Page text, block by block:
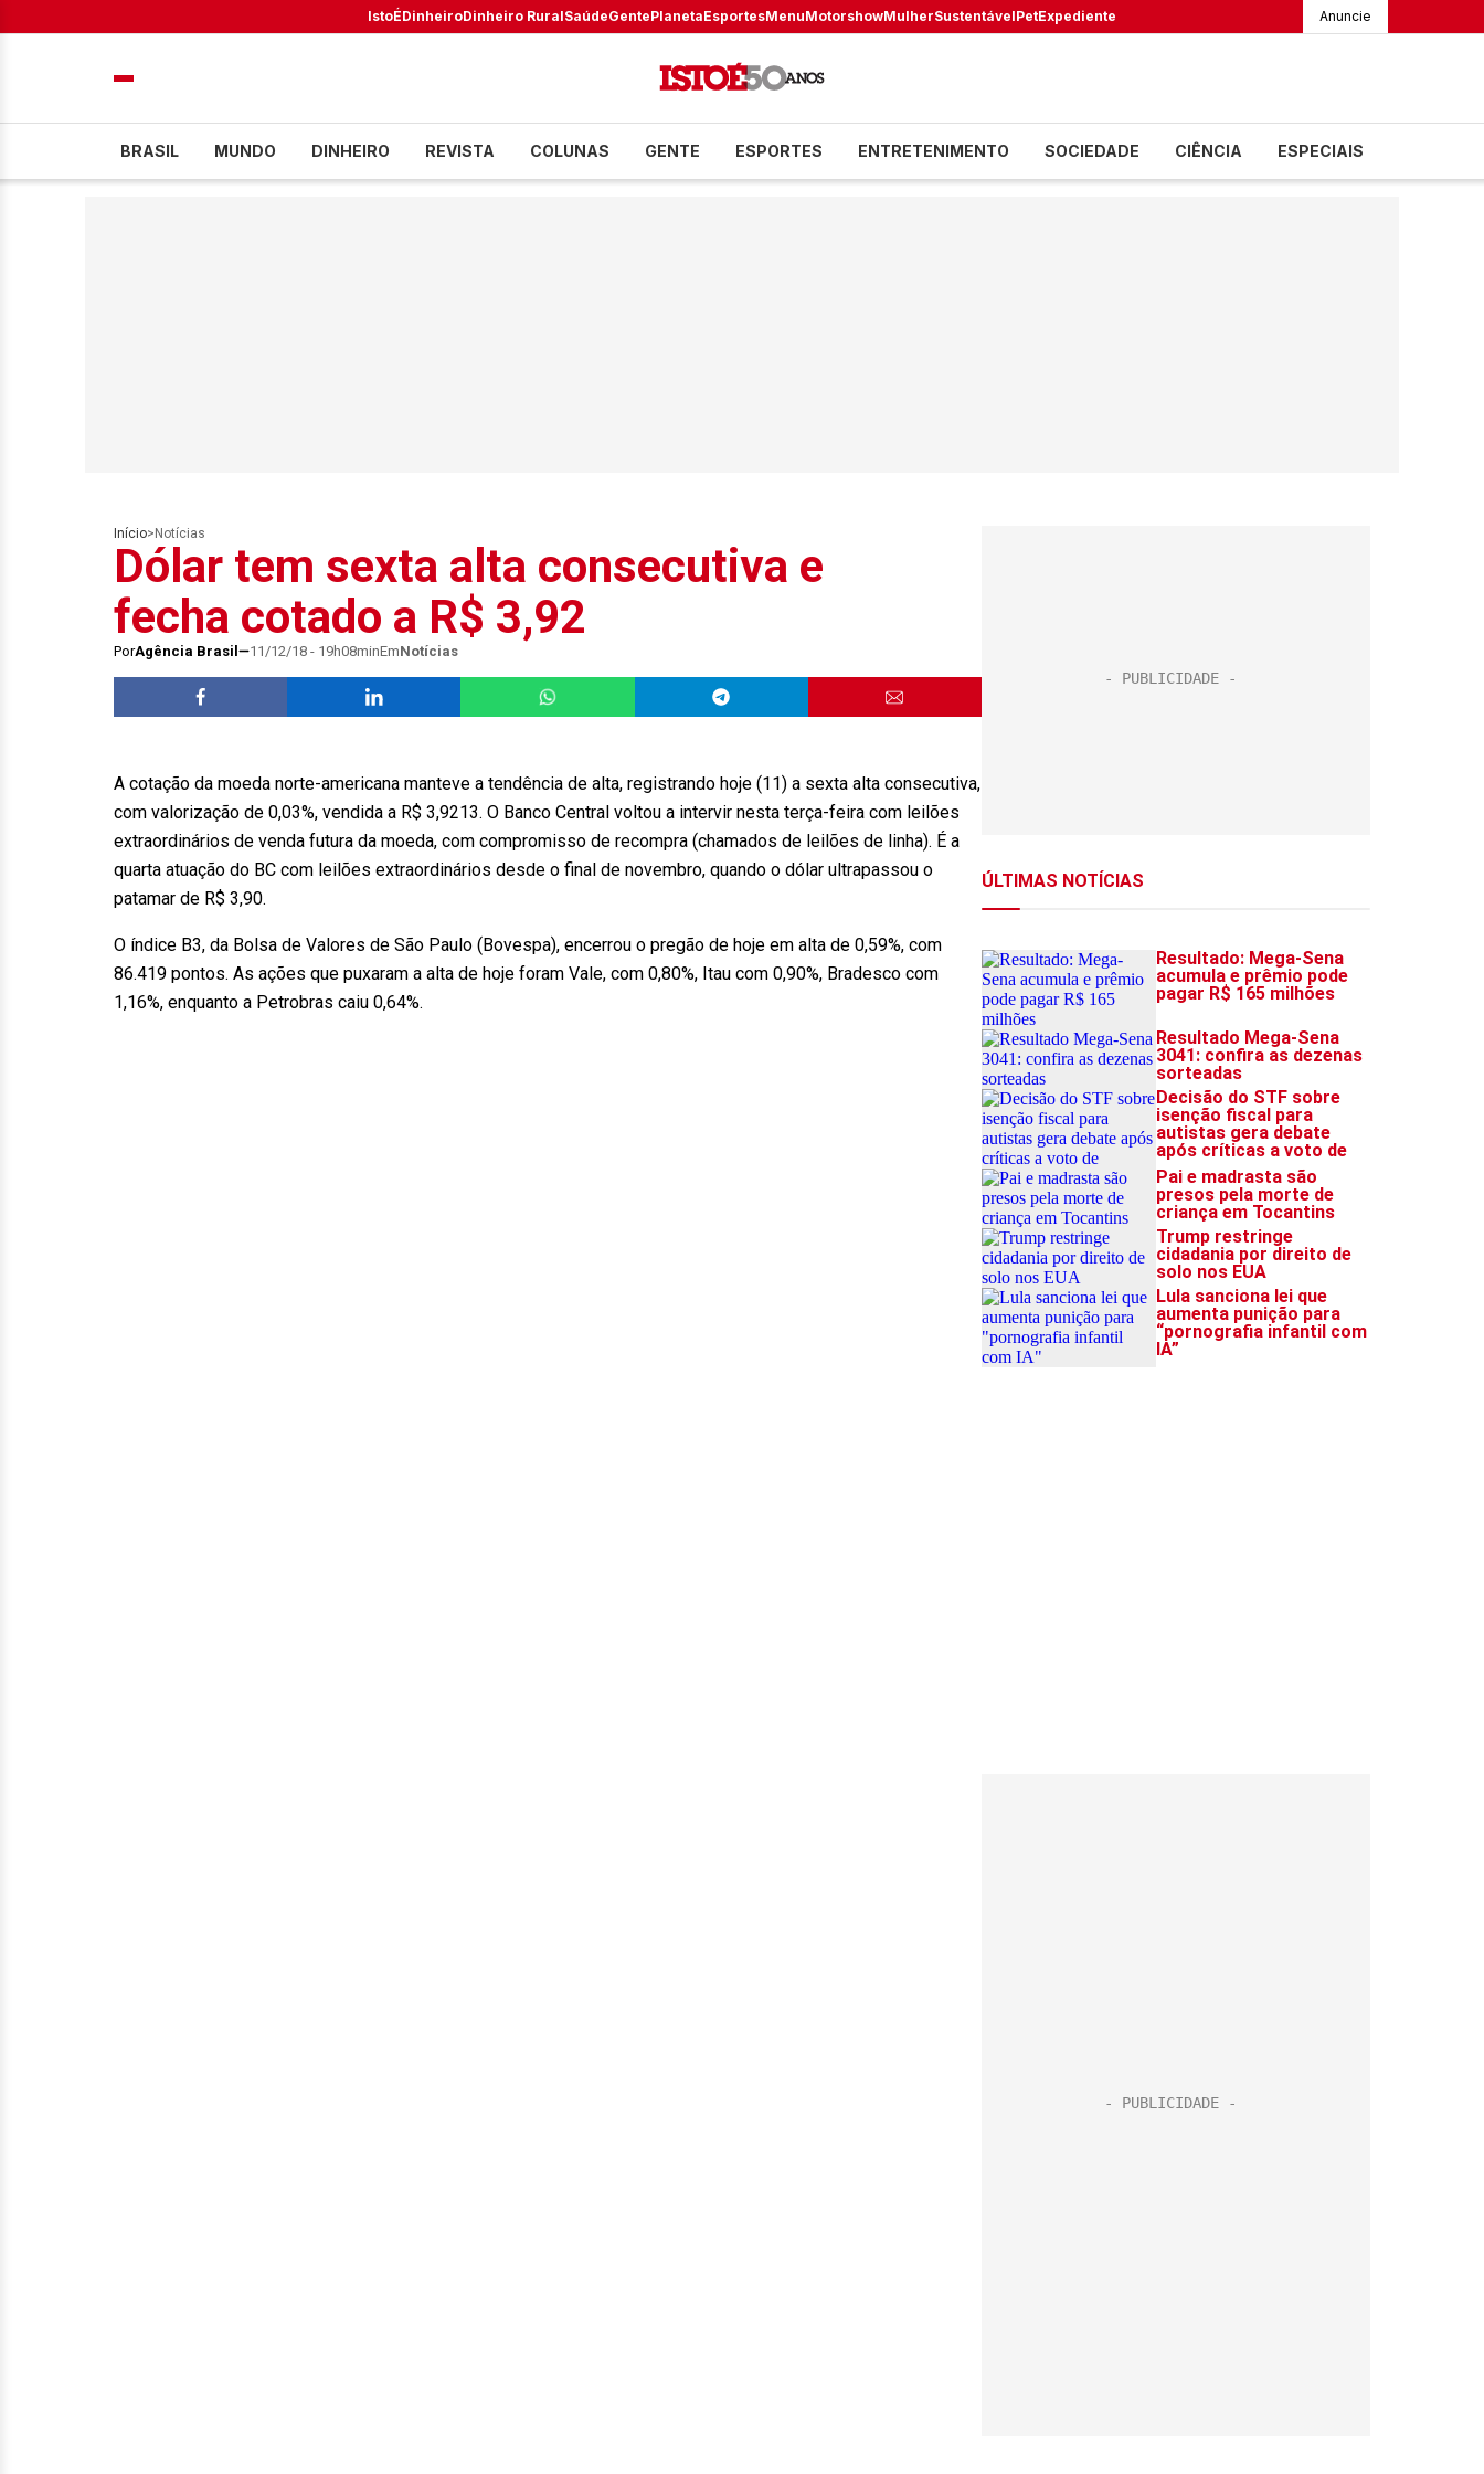
IstoÉDinheiroDinheiro RuralSaúdeGentePlanetaEsportesMenuMotorshowMulherSustentávelPetExpediente Anuncie
BRASIL MUNDO DINHEIRO REVISTA COLUNAS GENTE ESPORTES ENTRETENIMENTO SOCIEDADE CIÊNCIA ESPECIAIS
Início> Notícias
Dólar tem sexta alta consecutiva e
fecha cotado a R$ 3,92
PorAgência Brasil 11/12/18 - 19h08minEmNotícias
A cotação da moeda norte-americana manteve a tendência de alta, registrando hoje (11) a sexta alta consecutiva,
com valorização de 0,03%, vendida a R$ 3,9213. O Banco Central voltou a intervir nesta terça-feira com leilões
extraordinários de venda futura da moeda, com compromisso de recompra (chamados de leilões de linha). É a
quarta atuação do BC com leilões extraordinários desde o final de novembro, quando o dólar ultrapassou o
patamar de R$ 3,90.
O índice B3, da Bolsa de Valores de São Paulo (Bovespa), encerrou o pregão de hoje em alta de 0,59%, com
86.419 pontos. As ações que puxaram a alta de hoje foram Vale, com 0,80%, Itau com 0,90%, Bradesco com
1,16%, enquanto a Petrobras caiu 0,64%.